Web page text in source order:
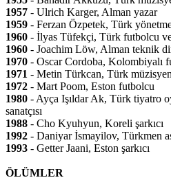
1957 - Ulrich Karger, Alman yazar
1959 - Ferzan Özpetek, Türk
1960 - İlyas Tüfekçi, Türk futbolcu
1960 - Joachim Löw, Alman teknik
1970 - Oscar Cordoba, Kolombiyalı
1971 - Metin Türkcan, Türk
1972 - Mart Poom, Eston futbolcu
1980 - Ayça Işıldar Ak, Türk tiyatro
sanatçısı
1988 - Cho Kyuhyun, Koreli şarkıcı
1992 - Daniyar İsmayilov, Türkmen
1993 - Getter Jaani, Eston şarkıcı
ÖLÜMLER